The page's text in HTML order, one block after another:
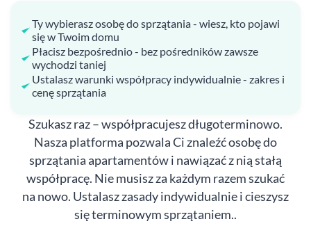
Ty wybierasz osobę do sprzątania - wiesz, kto pojawi
się w Twoim domu
Płacisz bezpośrednio - bez pośredników zawsze
wychodzi taniej
Ustalasz warunki współpracy indywidualnie - zakres i
cenę sprzątania
Szukasz raz – współpracujesz długoterminowo.
Nasza platforma pozwala Ci znaleźć osobę do
sprzątania apartamentów i nawiązać z nią stałą
współpracę. Nie musisz za każdym razem szukać
na nowo. Ustalasz zasady indywidualnie i cieszysz
się terminowym sprzątaniem..